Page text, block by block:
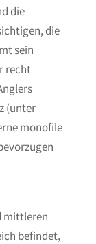
die
die
sein
recht
(unter
monofile
mittleren
befindet,